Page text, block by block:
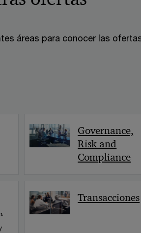
áreas para conocer las
Governance,
Risk and
Compliance
Transacciones